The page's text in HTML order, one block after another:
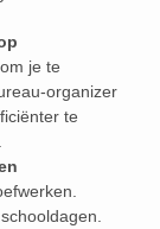
je te
organizer
te